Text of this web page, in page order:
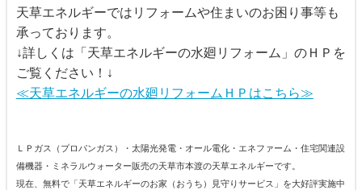
天草エネルギーではリフォームや住まいのお困り事等も
承っております。
↓詳しくは「天草エネルギーの水廻リフォーム」のＨＰを
ご覧ください！↓
≪天草エネルギーの水廻リフォームＨＰはこちら≫
ＬＰガス（プロパンガス）・太陽光発電・オール電化・エネファーム・住宅関連設
備機器・ミネラルウォーター販売の天草市本渡の天草エネルギーです。
現在、無料で「天草エネルギーのお家（おうち）見守りサービス」を大好評実施中